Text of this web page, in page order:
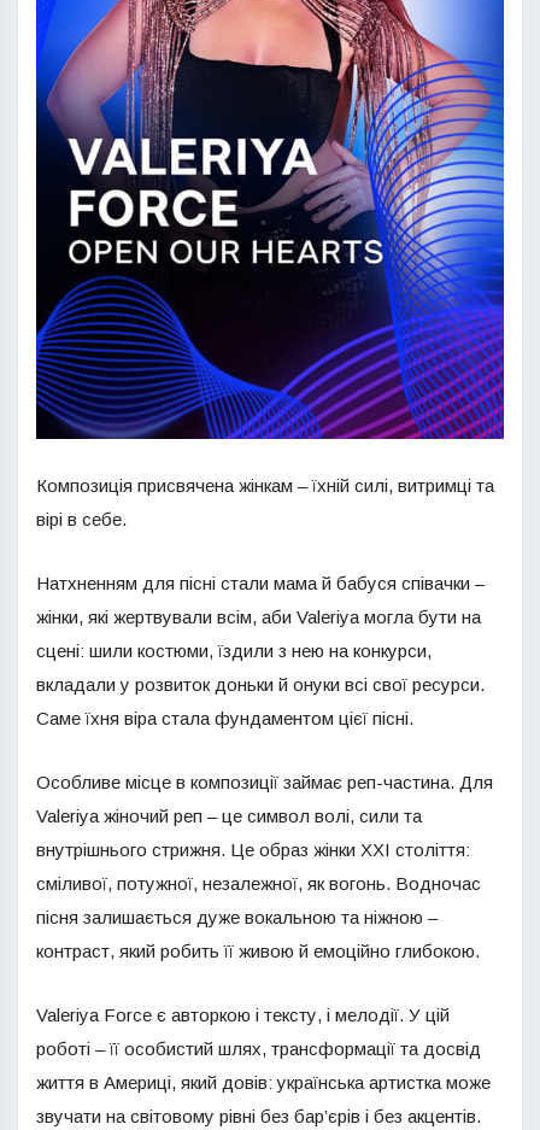
Композиція присвячена жінкам – їхній силі, витримці та
вірі в себе.
Натхненням для пісні стали мама й бабуся співачки –
жінки, які жертвували всім, аби Valeriya могла бути на
сцені: шили костюми, їздили з нею на конкурси,
вкладали у розвиток доньки й онуки всі свої ресурси.
Саме їхня віра стала фундаментом цієї пісні.
Особливе місце в композиції займає реп-частина. Для
Valeriya жіночий реп – це символ волі, сили та
внутрішнього стрижня. Це образ жінки XXI століття:
сміливої, потужної, незалежної, як вогонь. Водночас
пісня залишається дуже вокальною та ніжною –
контраст, який робить її живою й емоційно глибокою.
Valeriya Force є авторкою і тексту, і мелодії. У цій
роботі – її особистий шлях, трансформації та досвід
життя в Америці, який довів: українська артистка може
звучати на світовому рівні без бар’єрів і без акцентів.